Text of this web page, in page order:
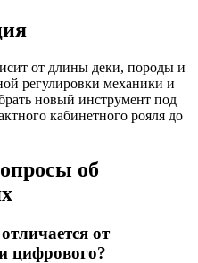
от длины деки, породы и
регулировки механики и
новый инструмент под
кабинетного рояля до
об
от
цифрового?